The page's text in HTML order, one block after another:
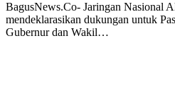
BagusNews.Co- Jaringan Nasional
mendeklarasikan dukungan untuk
Gubernur dan Wakil…